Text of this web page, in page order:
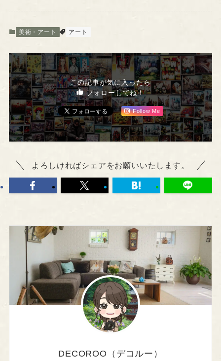
美術・アート アート
この記事が気に入ったら
フォローしてね！
Follow Me
よろしければシェアをお願いいたします。
DECOROO（デコルー）